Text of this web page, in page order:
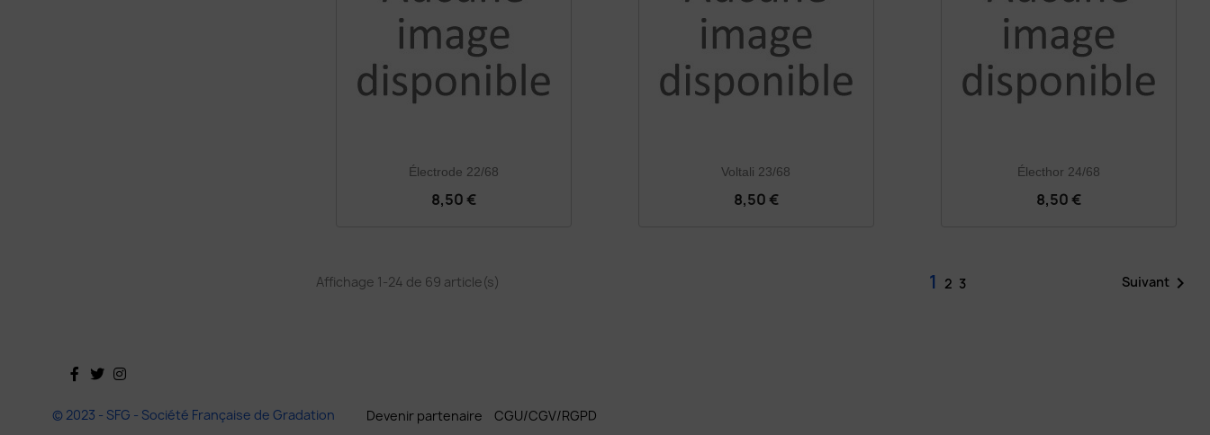
Électrode 22/68
8,50 €
Voltali 23/68
8,50 €
Électhor 24/68
8,50 €
Affichage 1-24 de 69 article(s) 1 2 3 Suivant
© 2023 - SFG - Société Française de Gradation Devenir partenaire CGU/CGV/RGPD